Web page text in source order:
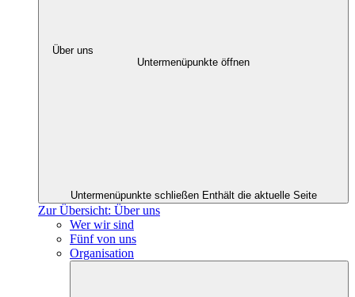
Über uns
Untermenüpunkte öffnen
Untermenüpunkte schließen Enthält die aktuelle Seite
Zur Übersicht: Über uns
Wer wir sind
Fünf von uns
Organisation